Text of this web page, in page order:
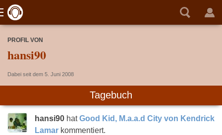
PROFIL VON
hansi90
Dabei seit dem 5. Juni 2008
Tagebuch
hansi90 hatGood Kid, M.a.a.d City von Kendrick
Lamar kommentiert.